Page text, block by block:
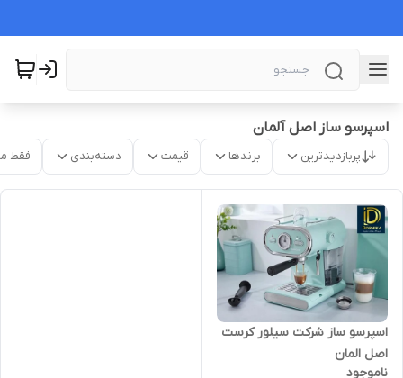
اسپرسو ساز اصل آلمان
پربازدیدترین برندها قیمت دسته‌بندی فقط
اسپرسو ساز شرکت سیلور کرست
اصل المان
ناموجود